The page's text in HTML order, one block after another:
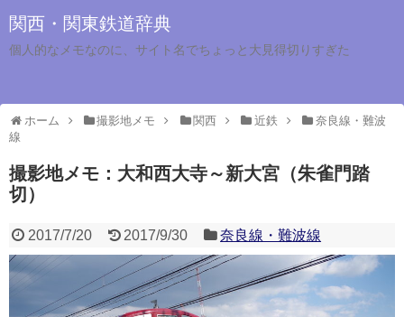
関西・関東鉄道辞典
個人的なメモなのに、サイト名でちょっと大見得切りすぎた
ホーム 撮影地メモ 関西 近鉄
奈良線・難波
線
撮影地メモ：大和西大寺～新大宮（朱雀門踏
切）
2017/7/20 2017/9/30 奈良線・難波線